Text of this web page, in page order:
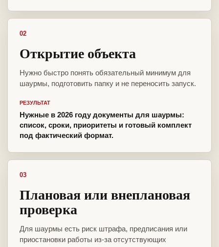
02
Открытие объекта
Нужно быстро понять обязательный минимум для
шаурмы, подготовить папку и не переносить запуск.
РЕЗУЛЬТАТ
Нужные в 2026 году документы для шаурмы:
список, сроки, приоритеты и готовый комплект
под фактический формат.
03
Плановая или внеплановая
проверка
Для шаурмы есть риск штрафа, предписания или
приостановки работы из-за отсутствующих